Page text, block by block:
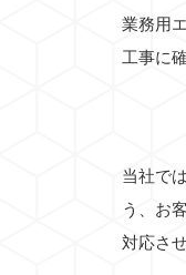
業務用
工事に
当社で
う、お
対応さ